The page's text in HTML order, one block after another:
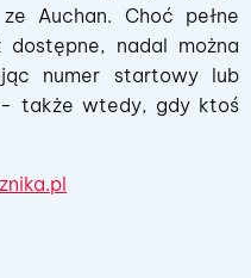
Auchan. Choć pełne
nadal można
numer startowy lub
także wtedy, gdy ktoś